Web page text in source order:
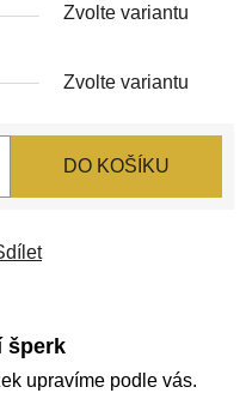
Zvolte variantu
Zvolte variantu
DO KOŠÍKU
šperk
upravíme podle vás.